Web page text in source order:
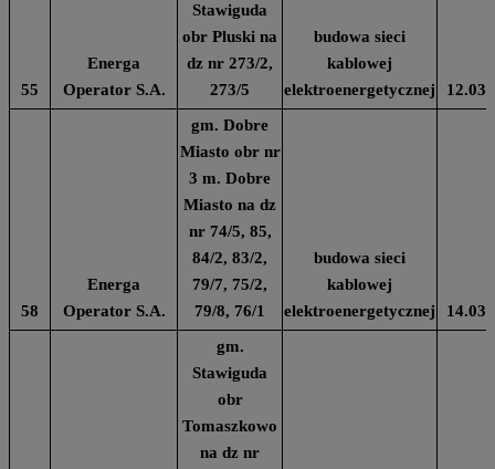
55
Energa
Operator S.A.
Stawiguda
obr Pluski na
dz nr 273/2,
273/5
budowa sieci
kablowej
elektroenergetycznej
58
Energa
Operator S.A.
gm. Dobre
Miasto obr nr
3 m. Dobre
Miasto na dz
nr 74/5, 85,
84/2, 83/2,
79/7, 75/2,
79/8, 76/1
budowa sieci
kablowej
elektroenergetycznej
gm.
Stawiguda
obr
Tomaszkowo
na dz nr